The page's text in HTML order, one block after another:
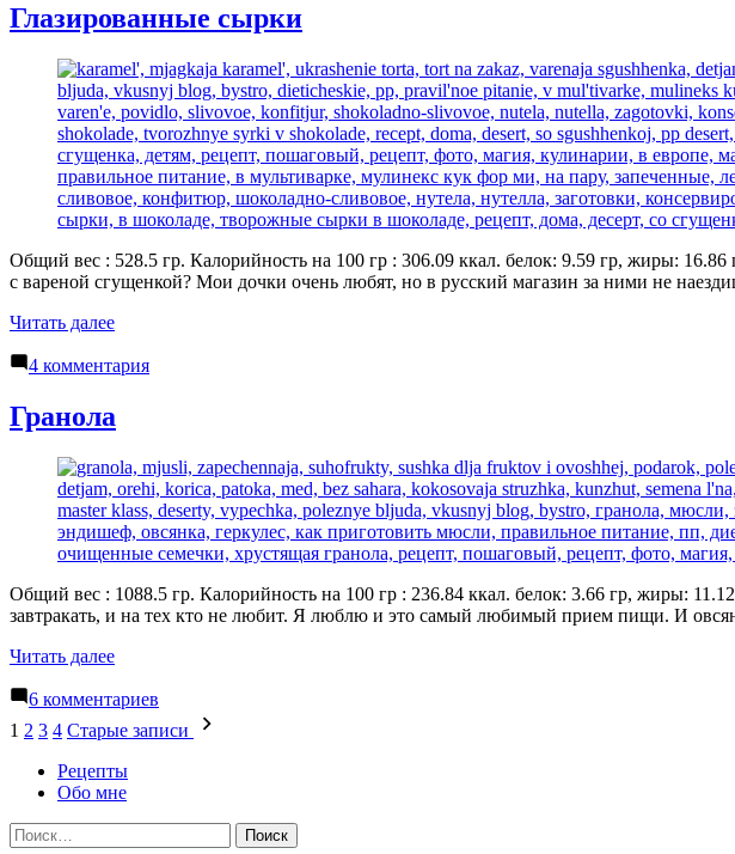
сгущенка
мультиварке
Глазированные сырки
Общий вес : 528.5 гр. Калорийность на 100 гр : 306.09 ккал. белок: 9.59 гр, жиры:
с вареной сгущенкой? Мои дочки очень любят, но в русский магазин за ними не
Читать далее«Глазированные
4 комментарияк
Гранола
Общий вес : 1088.5 гр. Калорийность на 100 гр : 236.84 ккал. белок: 3.66 гр, жиры:
завтракать, и на тех кто не любит. Я люблю и это самый любимый прием пищи. И
Читать далее«Гранола»
6 комментариев
записи
Гранола
Навигация
записям
1 2 3 4 Старые записи
Рецепты
Обо мне
Найти: